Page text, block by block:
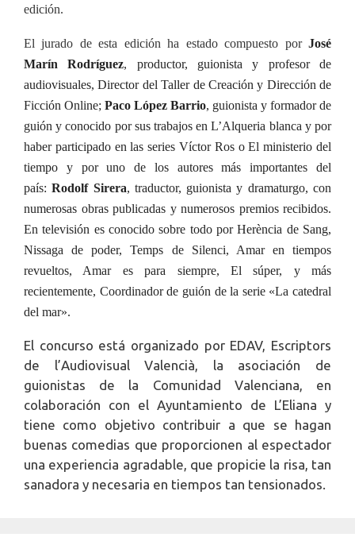
edición.
El jurado de esta edición ha estado compuesto por José
Marín Rodríguez, productor, guionista y profesor de
audiovisuales, Director del Taller de Creación y Dirección de
Ficción Online; Paco López Barrio, guionista y formador de
guión y conocido por sus trabajos en L’Alqueria blanca y por
haber participado en las series Víctor Ros o El ministerio del
tiempo y por uno de los autores más importantes del
país:Rodolf Sirera, traductor, guionista y dramaturgo, con
numerosas obras publicadas y numerosos premios recibidos.
En televisión es conocido sobre todo por Herència de Sang,
Nissaga de poder, Temps de Silenci, Amar en tiempos
revueltos, Amar es para siempre, El súper, y más
recientemente, Coordinador de guión de la serie «La catedral
del mar».
El concurso está organizado por EDAV, Escriptors
de l’Audiovisual Valencià, la asociación de
guionistas de la Comunidad Valenciana, en
colaboración con el Ayuntamiento de L’Eliana y
tiene como objetivo contribuir a que se hagan
buenas comedias que proporcionen al espectador
una experiencia agradable, que propicie la risa, tan
sanadora y necesaria en tiempos tan tensionados.